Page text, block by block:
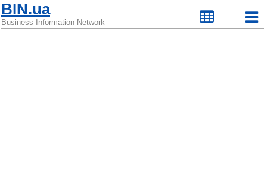
BIN.ua
Business Information Network